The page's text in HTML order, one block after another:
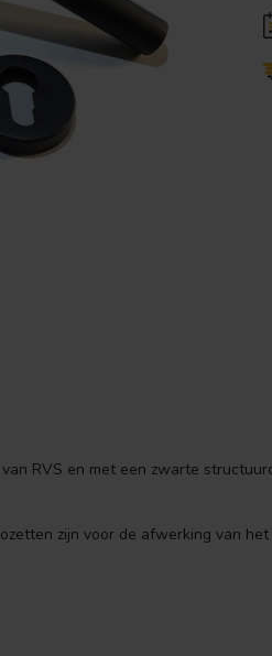
RVS en met een zwarte
zijn voor de afwerking van het